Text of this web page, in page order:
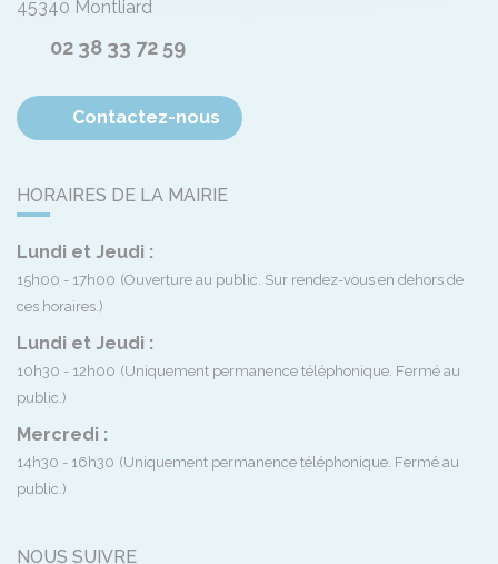
45340 Montliard
02 38 33 72 59
Contactez-nous
HORAIRES DE LA MAIRIE
Lundi et Jeudi :
15h00 - 17h00 (Ouverture au public. Sur rendez-vous en dehors de
ces horaires.)
Lundi et Jeudi :
10h30 - 12h00 (Uniquement permanence téléphonique. Fermé au
public.)
Mercredi :
14h30 - 16h30 (Uniquement permanence téléphonique. Fermé au
public.)
NOUS SUIVRE